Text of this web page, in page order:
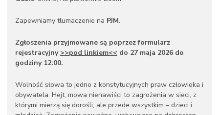
Zapewniamy tłumaczenie na PJM.
Zgłoszenia przyjmowane są poprzez formularz
rejestracyjny >>pod linkiem<< do 27 maja 2026 do
godziny 12:00.
Wolność słowa to jedno z konstytucyjnych praw człowieka i
obywatela. Hejt, mowa nienawiści to zagrożenia w sieci, z
którymi mierzą się dorośli, ale przede wszystkim – dzieci i